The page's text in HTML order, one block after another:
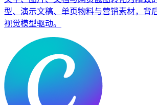
型、演示文稿、单页物料与营销素材，背
视觉模型驱动。